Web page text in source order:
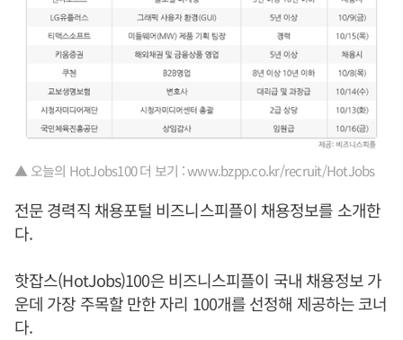
▲ 오늘의 HotJobs100 더 보기 : www.bzpp.co.kr/recruit/HotJobs
전문 경력직 채용포털 비즈니스피플이 채용정보를 소개한
다.
핫잡스(HotJobs)100은 비즈니스피플이 국내 채용정보 가
운데 가장 주목할 만한 자리 100개를 선정해 제공하는 코너
다.